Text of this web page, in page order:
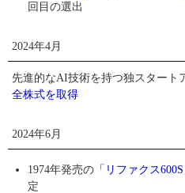
回目の選出
2024年4月
先進的なAI技術を持つ独スタート
全株式を取得
2024年6月
1974年発売の 「リファクス
定